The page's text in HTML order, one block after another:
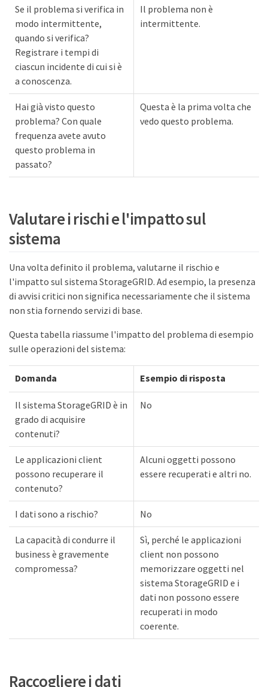
Se il problema si verifica in
modo intermittente,
quando si verifica?
Registrare i tempi di
ciascun incidente di cui si è
a conoscenza.
Il problema non è
intermittente.
Hai già visto questo
problema? Con quale
frequenza avete avuto
questo problema in
passato?
Questa è la prima volta che
vedo questo problema.
Valutare i rischi e l'impatto sul
sistema
Una volta definito il problema, valutarne il rischio e
l'impatto sul sistema StorageGRID. Ad esempio, la presenza
di avvisi critici non significa necessariamente che il sistema
non stia fornendo servizi di base.
Questa tabella riassume l'impatto del problema di esempio
sulle operazioni del sistema:
Domanda Esempio di risposta
Il sistema StorageGRID è in
grado di acquisire
contenuti?
No
Le applicazioni client
possono recuperare il
contenuto?
Alcuni oggetti possono
essere recuperati e altri no.
I dati sono a rischio? No
La capacità di condurre il
business è gravemente
compromessa?
Sì, perché le applicazioni
client non possono
memorizzare oggetti nel
sistema StorageGRID e i
dati non possono essere
recuperati in modo
coerente.
Raccogliere i dati